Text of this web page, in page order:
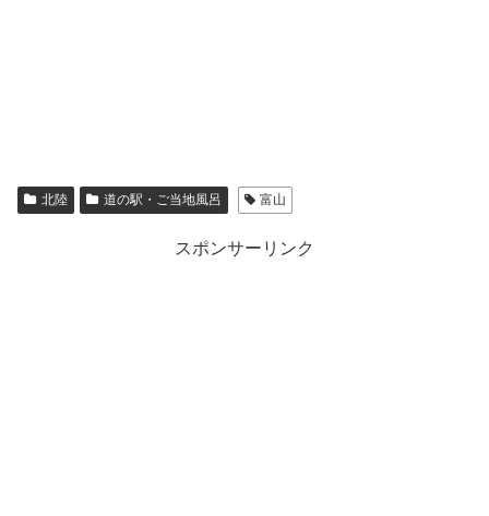
北陸 道の駅・ご当地風呂 富山
スポンサーリンク